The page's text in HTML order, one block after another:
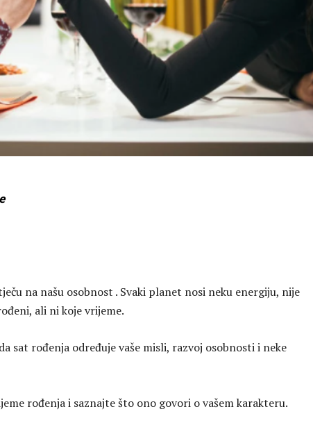
na našu osobnost . Svaki planet nosi neku energiju, nije
ali ni koje vrijeme.
sat rođenja određuje vaše misli, razvoj osobnosti i neke
rođenja i saznajte što ono govori o vašem karakteru.